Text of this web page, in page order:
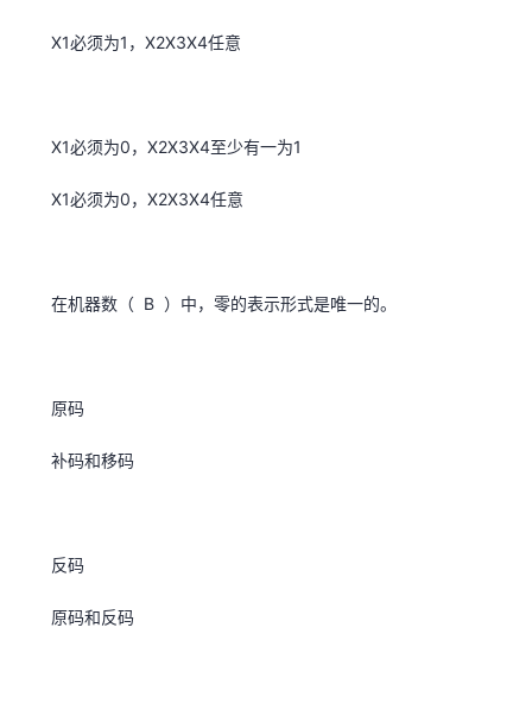
X1必须为1，X2X3X4任意
X1必须为0，X2X3X4至少有一为1
X1必须为0，X2X3X4任意
在机器数（ B ）中，零的表示形式是唯一的。
原码
补码和移码
反码
原码和反码